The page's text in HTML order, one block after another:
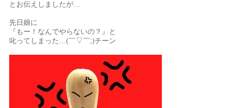
とお伝えしましたが…
先日娘に
『もー！なんでやらないの？』と
叱ってしまった…(￣▽￣;)チーン